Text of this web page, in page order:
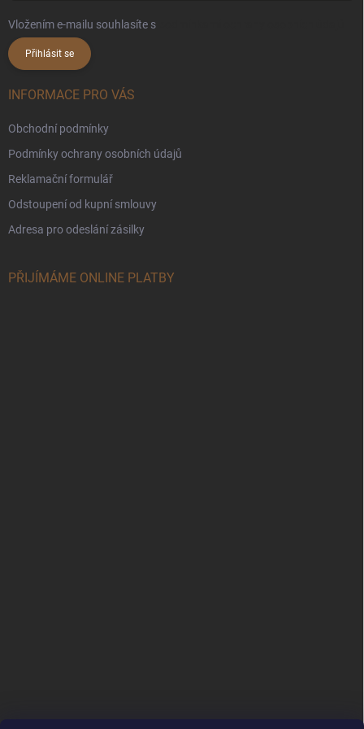
Vložením e-mailu souhlasíte s
Přihlásit se
INFORMACE PRO VÁS
Obchodní podmínky
Podmínky ochrany osobních údajů
Reklamační formulář
Odstoupení od kupní smlouvy
Adresa pro odeslání zásilky
PŘIJÍMÁME ONLINE PLATBY